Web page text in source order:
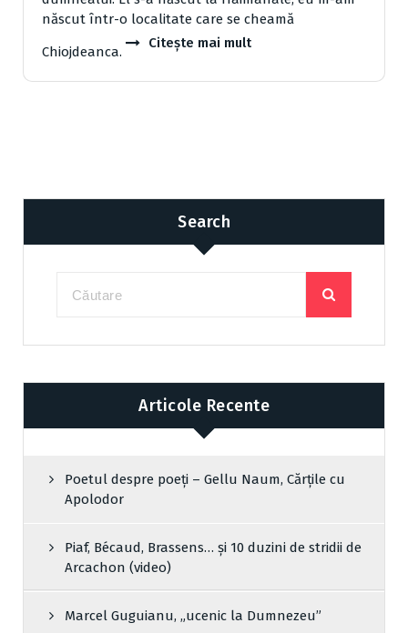
născut într-o localitate care se cheamă
Chiojdeanca.
Citește mai mult
Search
Articole Recente
Poetul despre poeți – Gellu Naum, Cărțile cu
Apolodor
Piaf, Bécaud, Brassens… și 10 duzini de stridii de
Arcachon (video)
Marcel Guguianu, „ucenic la Dumnezeu”